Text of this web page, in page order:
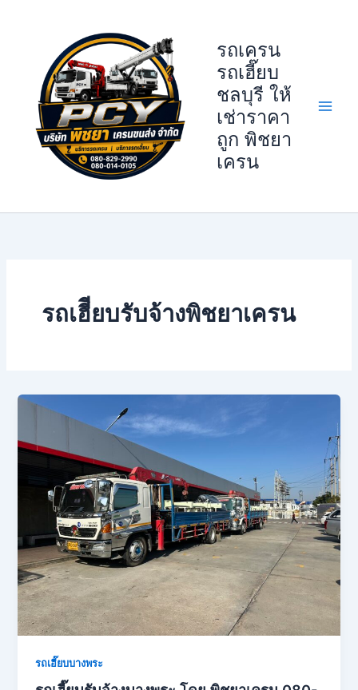
รถเครน
รถเฮี๊ยบ
ชลบุรี ให้
เช่าราคา
ถูก พิชยา
เครน
รถเฮีียบรับจ้างพิชยาเครน
รถเฮี๊ยบบางพระ